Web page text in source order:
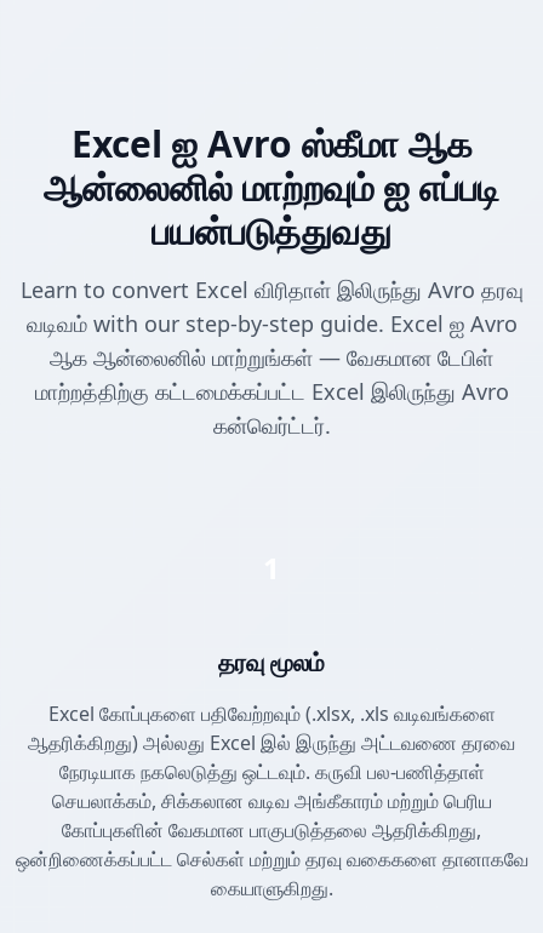
Excel ஐ Avro ஸ்கீமா ஆக
ஆன்லைனில் மாற்றவும் ஐ எப்படி
பயன்படுத்துவது
Learn to convert Excel விரிதாள் இலிருந்து Avro தரவு
வடிவம் with our step-by-step guide. Excel ஐ Avro
ஆக ஆன்லைனில் மாற்றுங்கள் — வேகமான டேபிள்
மாற்றத்திற்கு கட்டமைக்கப்பட்ட Excel இலிருந்து Avro
கன்வெர்ட்டர்.
தரவு மூலம்
Excel கோப்புகளை பதிவேற்றவும் (.xlsx, .xls வடிவங்களை
ஆதரிக்கிறது) அல்லது Excel இல் இருந்து அட்டவணை தரவை
நேரடியாக நகலெடுத்து ஒட்டவும். கருவி பல-பணித்தாள்
செயலாக்கம், சிக்கலான வடிவ அங்கீகாரம் மற்றும் பெரிய
கோப்புகளின் வேகமான பாகுபடுத்தலை ஆதரிக்கிறது,
ஒன்றிணைக்கப்பட்ட செல்கள் மற்றும் தரவு வகைகளை தானாகவே
கையாளுகிறது.